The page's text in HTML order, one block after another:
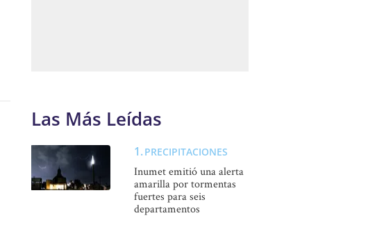
Las Más Leídas
PRECIPITACIONES
Inumet emitió una alerta
amarilla por tormentas
fuertes para seis
departamentos